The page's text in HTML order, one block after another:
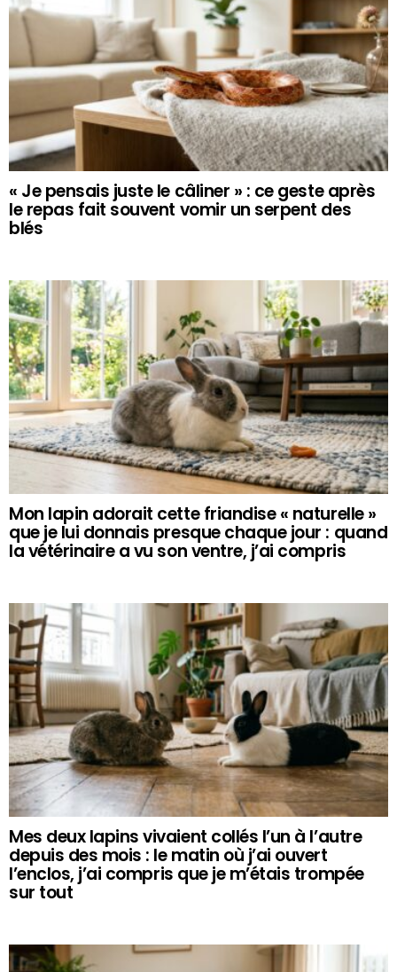
« Je pensais juste le câliner » : ce geste après
le repas fait souvent vomir un serpent des
blés
Mon lapin adorait cette friandise « naturelle »
que je lui donnais presque chaque jour : quand
la vétérinaire a vu son ventre, j’ai compris
Mes deux lapins vivaient collés l’un à l’autre
depuis des mois : le matin où j’ai ouvert
l’enclos, j’ai compris que je m’étais trompée
sur tout